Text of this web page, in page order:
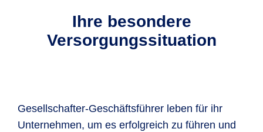
Ihre besondere
Versorgungssituation
Gesellschafter-Geschäftsführer leben für ihr
Unternehmen, um es erfolgreich zu führen und